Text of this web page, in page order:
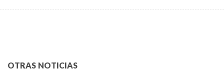
OTRAS NOTICIAS